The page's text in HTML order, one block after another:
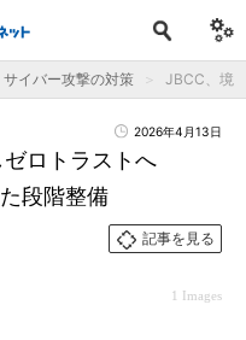
サイバー攻撃の対策 JBCC、境
2026年4月13日
ゼロトラストへ
段階整備
記事を見る
1 Images